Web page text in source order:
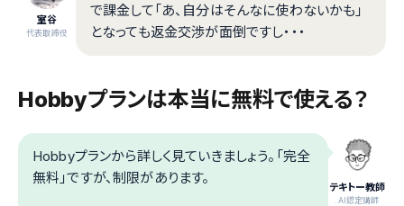
室谷
代表取締役
で課金して「あ、自分はそんなに使わないかも」
となっても返金交渉が面倒ですし・・・
Hobbyプランは本当に無料で使える？
テキトー教師
.AI認定講師
Hobbyプランから詳しく見ていきましょう。「完全
無料」ですが、制限があります。